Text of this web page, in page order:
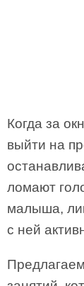
Когда за
выйти на
ломают
малыша,
с ней